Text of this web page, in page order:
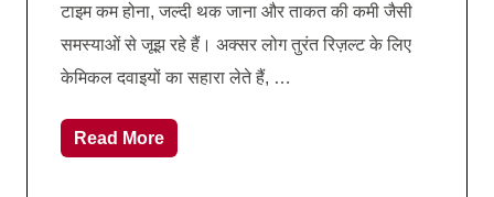
टाइम कम होना, जल्दी थक जाना और ताकत की कमी जैसी
समस्याओं से जूझ रहे हैं। अक्सर लोग तुरंत रिज़ल्ट के लिए
केमिकल दवाइयों का सहारा लेते हैं, …
Read More